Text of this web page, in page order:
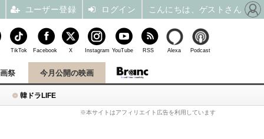
韓ドラLIFE
祭 今月公開の映画
※本サイトはアフィリエイト広告を利用しています
TikTok Facebook X Instagram YouTube RSS Alexa Podcast
ユーザー登録 ログイン こんにちは、ゲストさん